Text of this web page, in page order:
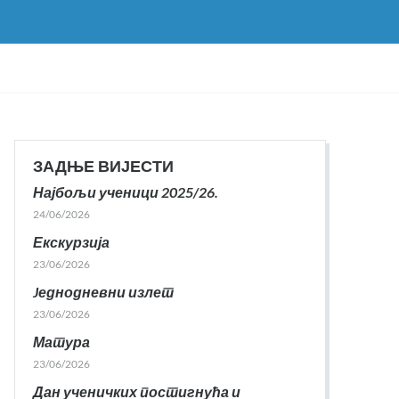
ЗАДЊЕ ВИЈЕСТИ
Најбољи ученици 2025/26.
24/06/2026
Екскурзија
23/06/2026
Jеднодневни излет
23/06/2026
Матура
23/06/2026
Дан ученичких постигнућа и